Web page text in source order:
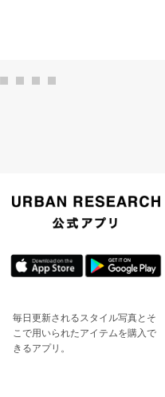
毎日更新されるスタイル写真とそ
こで用いられたアイテムを購入で
きるアプリ。